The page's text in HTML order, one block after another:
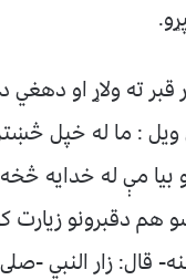
.
ته ولاړ او دهغي
: ما له خپل
بیا مې له خدایه
هم دقبرونو
قال: زار النبي -